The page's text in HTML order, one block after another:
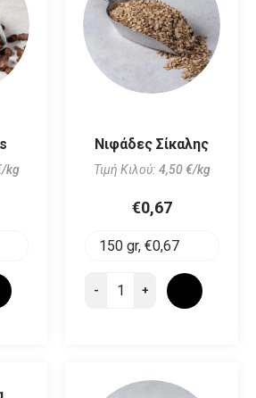
kg
Νιφάδες Σίκαλης
Τιμή Κιλού: 4,50 €/kg
€0,67
+
-
Μπάρα Φυστίκι
Τιμή Κιλού: 14,67 €/kg
€2,70
+
-
kg
Τιμή Κιλού: 4,50 €/kg
€0,67
-
kg
Παστελι Χελμος Μελι
με Σουσάμι
€2,20
+